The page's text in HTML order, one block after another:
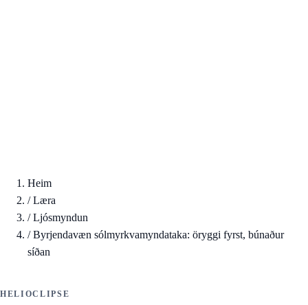
Heim
/Læra
/Ljósmyndun
/Byrjendavæn sólmyrkvamyndataka: öryggi fyrst, búnaður
síðan
HELIOCLIPSE